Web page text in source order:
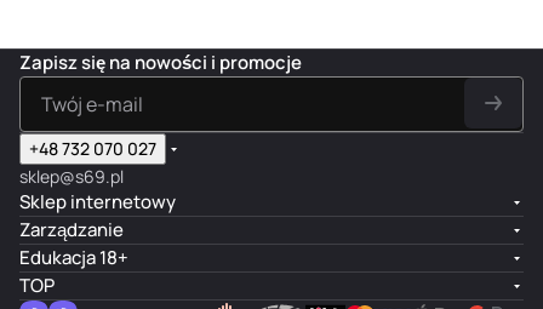
Zapisz się na nowości i promocje
+48 732 070 027
sklep@s69.pl
Sklep internetowy
Zarządzanie
Edukacja 18+
TOP